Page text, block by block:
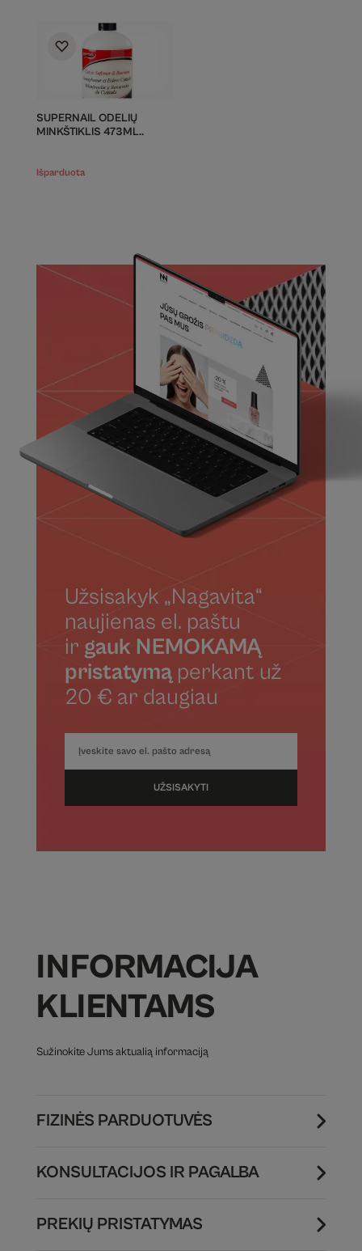
SUPERNAIL ODELIŲ
MINKŠTIKLIS 473ML..
Išparduota
Užsisakyk „Nagavita“
naujienas el. paštu
ir gauk NEMOKAMĄ
pristatymąperkant už
20 € ar daugiau
UŽSISAKYTI
INFORMACIJA
KLIENTAMS
Sužinokite Jums aktualią informaciją
FIZINĖS PARDUOTUVĖS
KONSULTACIJOS IR PAGALBA
PREKIŲ PRISTATYMAS